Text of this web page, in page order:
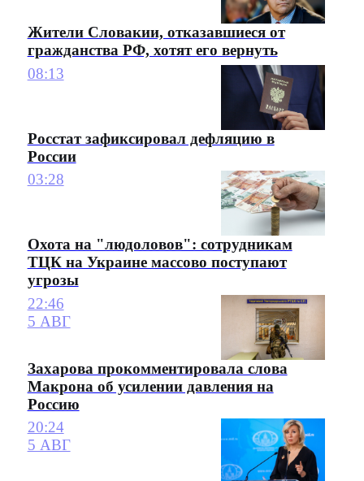
Жители Словакии, отказавшиеся от
гражданства РФ, хотят его вернуть
08:13
Росстат зафиксировал дефляцию в
России
03:28
Охота на "людоловов": сотрудникам
ТЦК на Украине массово поступают
угрозы
22:46
5 АВГ
Захарова прокомментировала слова
Макрона об усилении давления на
Россию
20:24
5 АВГ